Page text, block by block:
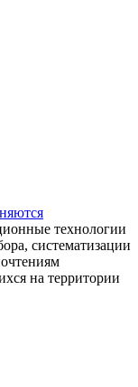
технологии
систематизации
на территории